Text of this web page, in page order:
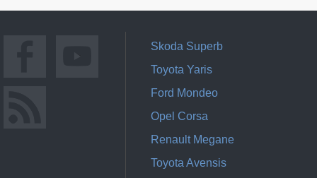
Skoda Superb
Toyota Yaris
Ford Mondeo
Opel Corsa
Renault Megane
Toyota Avensis